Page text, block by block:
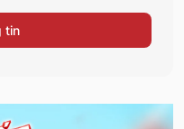
tin